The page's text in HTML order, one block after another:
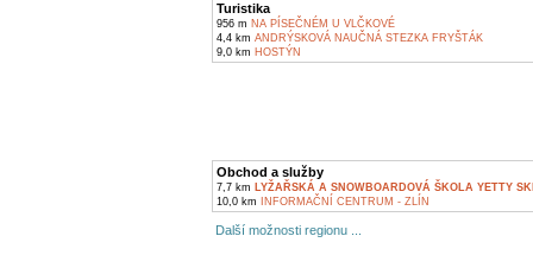
Turistika
956 m NA PÍSEČNÉM U VLČKOVÉ
4,4 km ANDRÝSKOVÁ NAUČNÁ STEZKA FRYŠTÁK
9,0 km HOSTÝN
Obchod a služby
7,7 km LYŽAŘSKÁ A SNOWBOARDOVÁ ŠKOLA YETTY
10,0 km INFORMAČNÍ CENTRUM - ZLÍN
Další možnosti regionu ...